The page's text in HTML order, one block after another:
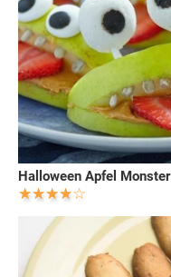
Halloween Apfel Monster